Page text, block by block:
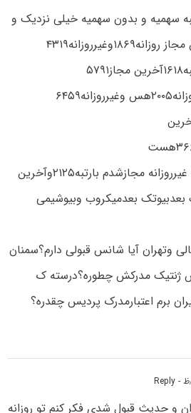
سهمیه و بدون سهمیه خیلی نزدیک و
آخرین
سلولی هم مث ژنتیک فقط غیرروزانه مجازشدم بارتبه۲۱۲۵وآخرین
ژنیتک بعدبیوتک بعدمیکروب وبیوشیمی
وتهران آیا شانس قبولی دارم؟سمنان
ژنتیک مدرکش چطوره؟درسته ک
برم اعتبارمدرک پردیس چقدره؟
- Reply
و حدیث قبول شدی فکر کنم تو روزانه